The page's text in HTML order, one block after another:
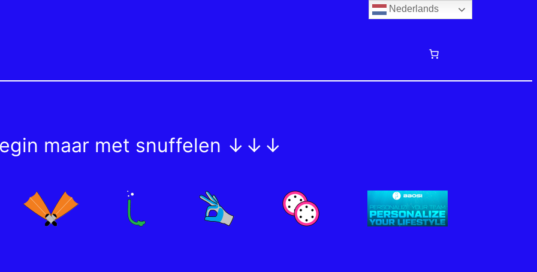
maar met snuffelen ↓↓↓
Nederlands